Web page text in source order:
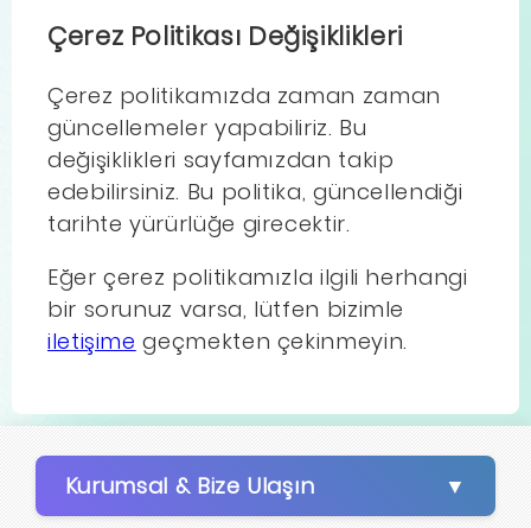
Çerez Politikası Değişiklikleri
Çerez politikamızda zaman zaman
güncellemeler yapabiliriz. Bu
değişiklikleri sayfamızdan takip
edebilirsiniz. Bu politika, güncellendiği
tarihte yürürlüğe girecektir.
Eğer çerez politikamızla ilgili herhangi
bir sorunuz varsa, lütfen bizimle
iletişime geçmekten çekinmeyin.
Kurumsal & Bize Ulaşın